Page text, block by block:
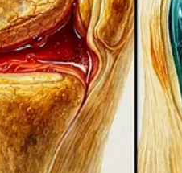
ความที่สน.ทองหล่อ ระบุว่า“
บาดแผลที่คุณทำกับผม เส้นเ
ยังไปปั่นหัวคนอื่นให้มาเกลี
ลมากกว่านี้ เจ็บกันมามากพ